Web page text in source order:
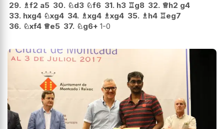
29. ♗f2 a5 30. ♘d3 ♘f6 31. h3 ♖g8 32. ♕h2 g4
33. hxg4 ♘xg4 34. ♗xg4 ♗xg4 35. ♗h4 ♖eg7
36. ♘xf4 ♕e5 37. ♘g6+ 1-0